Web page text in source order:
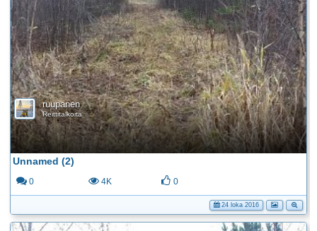
ruupanen
Reittitalkoita
Unnamed (2)
0 4K 0
24 loka 2016